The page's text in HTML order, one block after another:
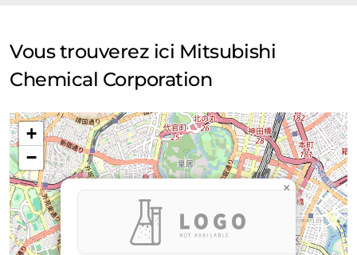
Vous trouverez ici Mitsubishi
Chemical Corporation
×
+
−